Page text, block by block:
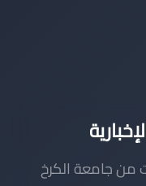
من جامعة الكرخ